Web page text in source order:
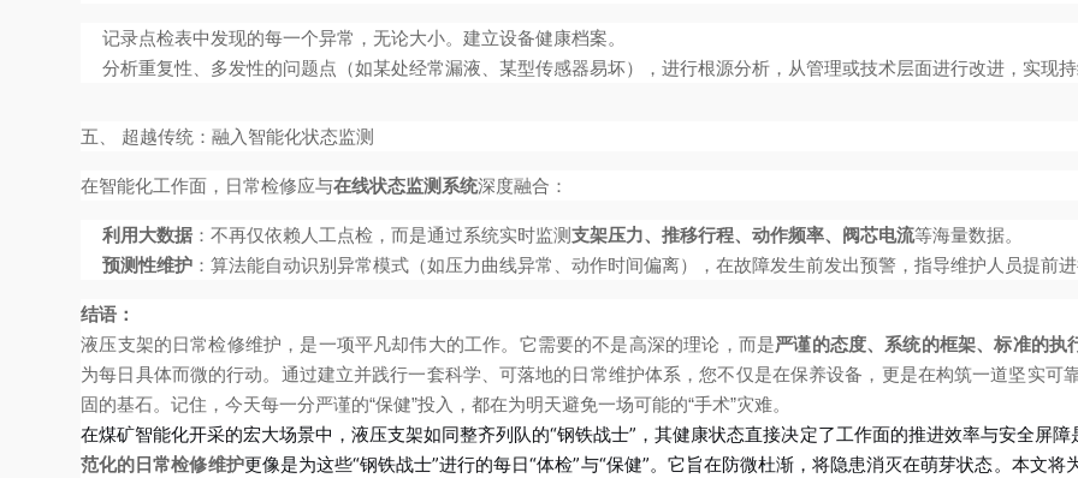
记录点检表中发现的每一个异常，无论大小。建立设备健康档案。
分析重复性、多发性的问题点（如某处经常漏液、某型传感器易坏），进行根源分析，从管理或技术层面进行改进，实现持
五、 超越传统：融入智能化状态监测
在智能化工作面，日常检修应与在线状态监测系统深度融合：
利用大数据 ：不再仅依赖人工点检，而是通过系统实时监测支架压力、推移行程、动作频率、阀芯电流等海量数据。
预测性维护 ：算法能自动识别异常模式（如压力曲线异常、动作时间偏离），在故障发生前发出预警，指导维护人员提前
结语：
液压支架的日常检修维护，是一项平凡却伟大的工作。它需要的不是高深的理论，而是严谨的态度、系统的框架、标准的执
为每日具体而微的行动。通过建立并践行一套科学、可落地的日常维护体系，您不仅是在保养设备，更是在构筑一道坚实可
固的基石。记住，今天每一分严谨的“保健”投入，都在为明天避免一场可能的“手术”灾难。
在煤矿智能化开采的宏大场景中，液压支架如同整齐列队的“钢铁战士”，其健康状态直接决定了工作面的推进效率与安全屏障
范化的日常检修维护更像是为这些“钢铁战士”进行的每日“体检”与“保健”。它旨在防微杜渐，将隐患消灭在萌芽状态。本文